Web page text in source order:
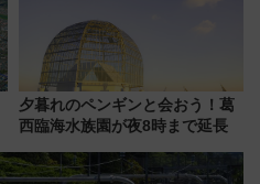
夕暮れのペンギンと会おう！葛
西臨海水族園が夜8時まで延長